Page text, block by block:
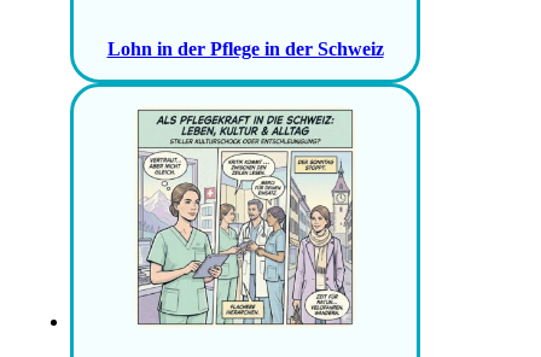
Lohn in der Pflege in der Schweiz